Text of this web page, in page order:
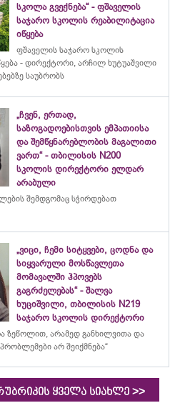
სკოლა გვექნება“ - ფშაველის
საჯარო სკოლის რეაბილიტაცია
იწყება
ფშაველის საჯარო სკოლის
- დირექტორი, არჩილ ხუტუაშვილი
საუბრობს
„ჩვენ, ერთად,
საზოგადოებისთვის ემპათიისა
და შემწყნარებლობის მაგალითი
ვართ“ - თბილისის N200
სკოლის დირექტორი ელდარ
არაბული
შემდგომაც სჭირდებათ
„ვიცი, ჩემი სიტყვები, ცოდნა და
სიყვარული მოსწავლეთა
მომავალში ჰპოვებს
გაგრძელებას“ - შალვა
ხუციშვილი, თბილისის N219
საჯარო სკოლის დირექტორი
ზეწოლით, არამედ განხილვითა და
არ შეიქმნება“
ყველა სიახლე >>